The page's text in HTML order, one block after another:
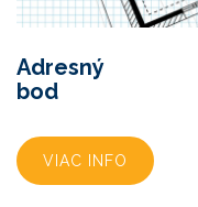
Adresný
bod
VIAC INFO